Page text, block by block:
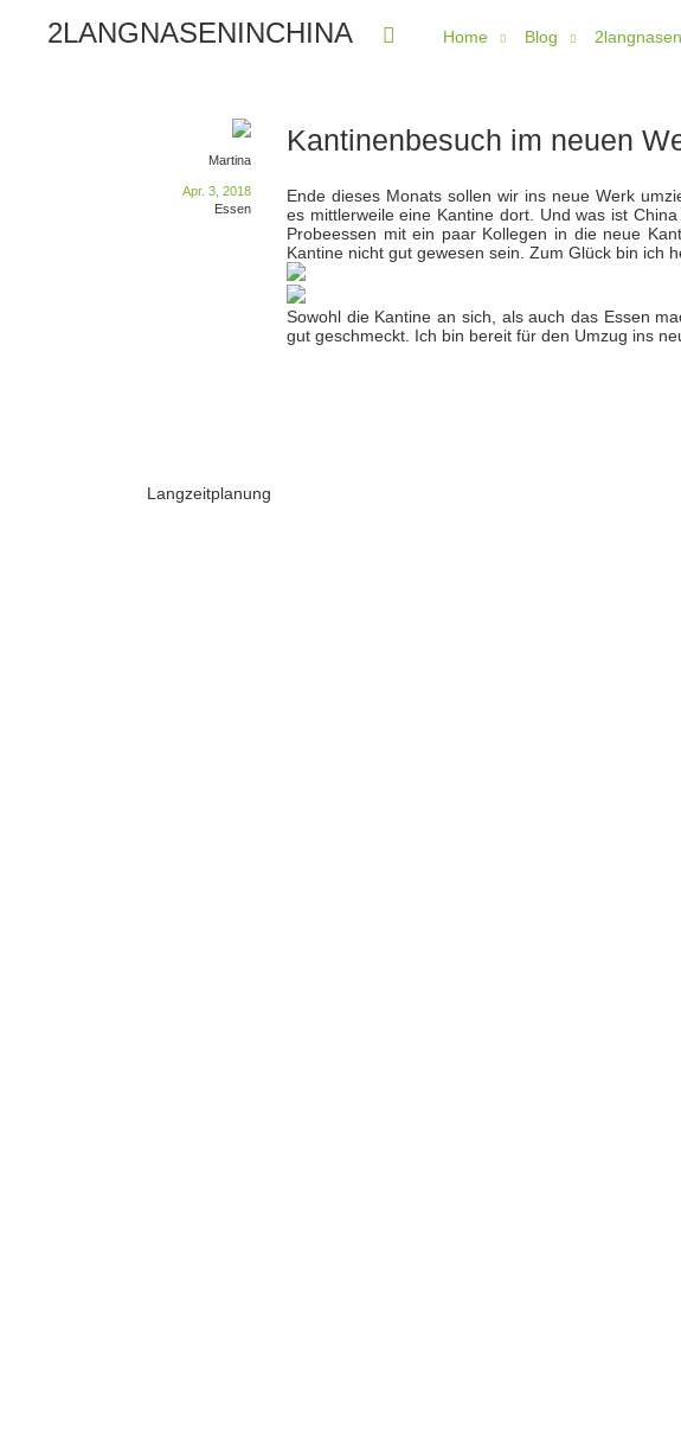
2LANGNASENINCHINA Home Blog
Kantinenbesuch im neuen
Martina
Apr. 3, 2018
Essen
Ende dieses Monats sollen wir ins neue Werk
es mittlerweile eine Kantine dort. Und was ist
Probeessen mit ein paar Kollegen in die neue
Kantine nicht gut gewesen sein. Zum Glück bin ich
Sowohl die Kantine an sich, als auch das Essen
gut geschmeckt. Ich bin bereit für den Umzug ins
Langzeitplanung